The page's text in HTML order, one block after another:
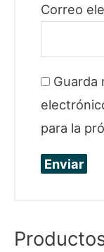
Correo
Guarda
para la